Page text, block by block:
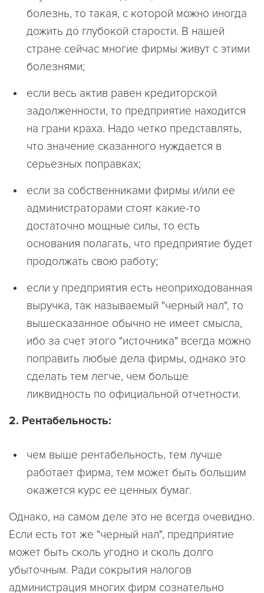
болезнь, то такая, с которой можно иногда
дожить до глубокой старости. В нашей
стране сейчас многие фирмы живут с этими
болезнями;
если весь актив равен кредиторской
задолженности, то предприятие находится
на грани краха. Надо четко представлять,
что значение сказанного нуждается в
серьезных поправках;
если за собственниками фирмы и/или ее
администраторами стоят какие-то
достаточно мощные силы, то есть
основания полагать, что предприятие будет
продолжать свою работу;
если у предприятия есть неоприходованная
выручка, так называемый "черный нал", то
вышесказанное обычно не имеет смысла,
ибо за счет этого "источника" всегда можно
поправить любые дела фирмы, однако это
сделать тем легче, чем больше
ликвидность по официальной отчетности.
2. Рентабельность:
чем выше рентабельность, тем лучше
работает фирма, тем может быть большим
окажется курс ее ценных бумаг.
Однако, на самом деле это не всегда очевидно.
Если есть тот же "черный нал", предприятие
может быть сколь угодно и сколь долго
убыточным. Ради сокрытия налогов
администрация многих фирм сознательно